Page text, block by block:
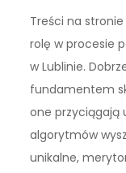
Treści na
rolę w procesie
w Lublinie.
fundamentem
one przyciągają
algorytmów
unikalne,